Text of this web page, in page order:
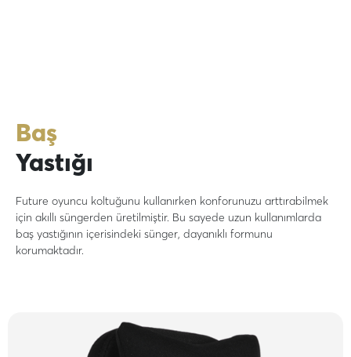
Baş
Yastığı
Future oyuncu koltuğunu kullanırken konforunuzu arttırabilmek
için akıllı süngerden üretilmiştir. Bu sayede uzun kullanımlarda
baş yastığının içerisindeki sünger, dayanıklı formunu
korumaktadır.